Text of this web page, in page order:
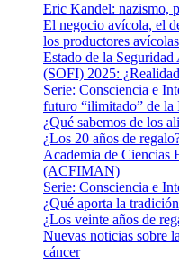
Eric Kandel: nazismo,
El negocio avícola, el
los productores
Estado de la
(SOFI) 2025:
Serie: Consciencia e
futuro “ilimitado” de
¿Qué sabemos de los
¿Los 20 años de
Academia de Ciencias
(ACFIMAN)
Serie: Consciencia e
¿Qué aporta la
¿Los veinte años de
Nuevas noticias sobre
cáncer